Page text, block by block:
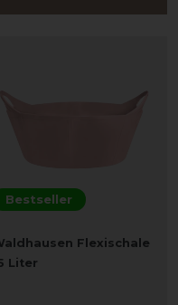
Bestseller
Flexischale
Liter